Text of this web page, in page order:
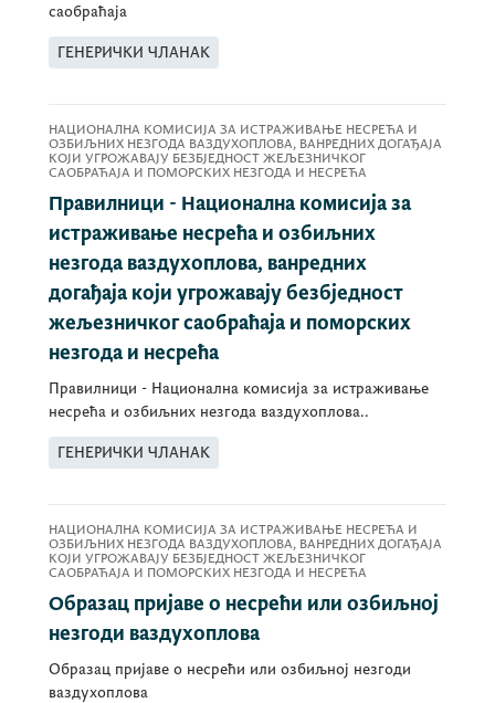
саобраћаја
ГЕНЕРИЧКИ ЧЛАНАК
НАЦИОНАЛНА КОМИСИЈА ЗА ИСТРАЖИВАЊЕ НЕСРЕЋА И
ОЗБИЉНИХ НЕЗГОДА ВАЗДУХОПЛОВА, ВАНРЕДНИХ ДОГАЂАЈА
КОЈИ УГРОЖАВАЈУ БЕЗБЈЕДНОСТ ЖЕЉЕЗНИЧКОГ
САОБРАЋАЈА И ПОМОРСКИХ НЕЗГОДА И НЕСРЕЋА
Правилници - Национална комисија за
истраживање несрећа и озбиљних
незгода ваздухоплова, ванредних
догађаја који угрожавају безбједност
жељезничког саобраћаја и поморских
незгода и несрећа
Правилници - Национална комисија за истраживање
несрећа и озбиљних незгода ваздухоплова..
ГЕНЕРИЧКИ ЧЛАНАК
НАЦИОНАЛНА КОМИСИЈА ЗА ИСТРАЖИВАЊЕ НЕСРЕЋА И
ОЗБИЉНИХ НЕЗГОДА ВАЗДУХОПЛОВА, ВАНРЕДНИХ ДОГАЂАЈА
КОЈИ УГРОЖАВАЈУ БЕЗБЈЕДНОСТ ЖЕЉЕЗНИЧКОГ
САОБРАЋАЈА И ПОМОРСКИХ НЕЗГОДА И НЕСРЕЋА
Образац пријаве о несрећи или озбиљној
незгоди ваздухоплова
Образац пријаве о несрећи или озбиљној незгоди
ваздухоплова